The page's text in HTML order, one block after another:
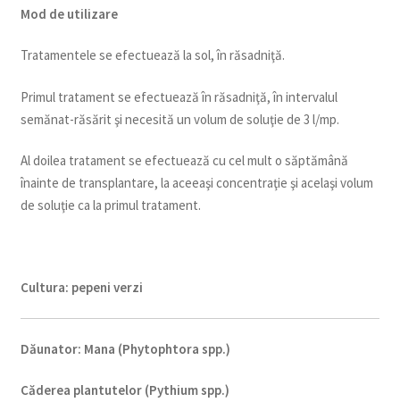
Mod de utilizare
Tratamentele se efectuează la sol, în răsadniţă.
Primul tratament se efectuează în răsadniţă, în intervalul
semănat-răsărit şi necesită un volum de soluţie de 3 l/mp.
Al doilea tratament se efectuează cu cel mult o săptămână
înainte de transplantare, la aceeaşi concentraţie şi acelaşi volum
de soluţie ca la primul tratament.
Cultura: pepeni verzi
Dăunator: Mana (Phytophtora spp.)
Căderea plantutelor (Pythium spp.)